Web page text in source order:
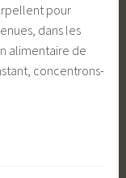
pour
dans les
alimentaire de
concentrons-